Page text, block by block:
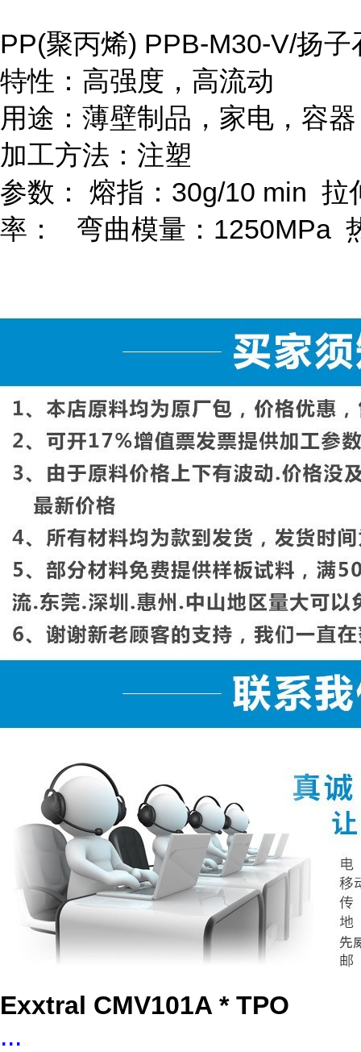
PP(聚丙烯) PPB-M30-V/扬子
特性：高强度，高流动
用途：薄壁制品，家电，容
加工方法：注塑
参数：
熔指： 30g/10 min 拉
率：
弯曲模量： 1250MPa
Exxtral CMV101A * TPO
...